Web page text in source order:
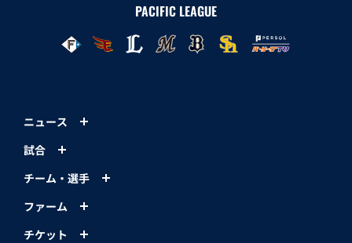
PACIFIC LEAGUE
ニュース
試合
チーム・選手
ファーム
チケット